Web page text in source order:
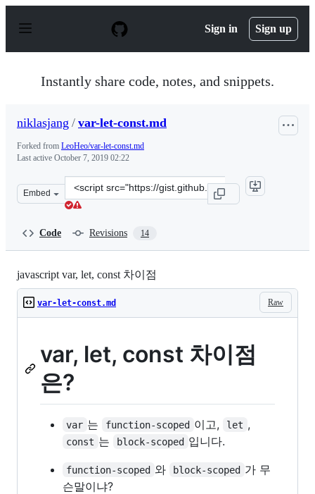
p
Sign in Sign up
Instantly share code, notes, and snippets.
niklasjang / var-let-const.md
Forked from LeoHeo/var-let-const.md
Last active October 7, 2019 02:22
Embed
Clone
this
Code Revisions 14
javascript var, let, const 차이점
Raw
var-let-const.md
var, let, const 차이점
은?
var 는 function-scoped 이고, let ,
const 는 block-scoped 입니다.
function-scoped 와 block-scoped 가 무
슨말이냐?